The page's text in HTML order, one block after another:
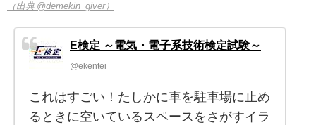
（出典 @demekin_giver）
E検定 ～電気・電子系技術検定試験～
@ekentei
これはすごい！たしかに車を駐車場に止め
るときに空いているスペースをさがすイラ